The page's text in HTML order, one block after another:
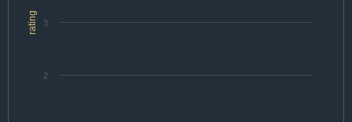
rating
2
3